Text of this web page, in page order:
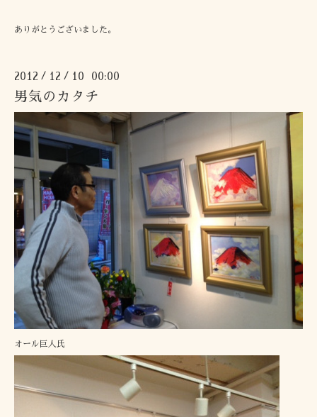
ありがとうございました。
2012 / 12 / 10 00:00
男気のカタチ
オール巨人氏